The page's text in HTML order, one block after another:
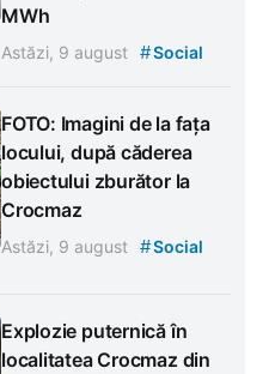
MWh
Astăzi, 9 august #Social
FOTO: Imagini de la fața
locului, după căderea
obiectului zburător la
Crocmaz
Astăzi, 9 august #Social
Explozie puternică în
localitatea Crocmaz din